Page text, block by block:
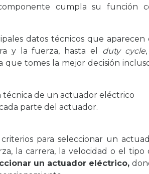
cumpla su función
datos técnicos que aparecen
y la fuerza, hasta el duty cycle
tomes la mejor decisión
para seleccionar un
la carrera, la velocidad o el tipo
un actuador eléctrico,